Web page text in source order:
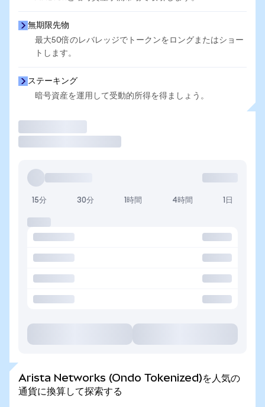
無期限先物
最大50倍のレバレッジでトークンをロングまたはショー
トします。
ステーキング
暗号資産を運用して受動的所得を得ましょう。
15分 30分 1時間 4時間 1日
Arista Networks (Ondo Tokenized)を人気の
通貨に換算して探索する